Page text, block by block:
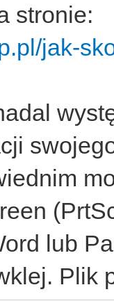
stronie:
jak-
lub
Plik